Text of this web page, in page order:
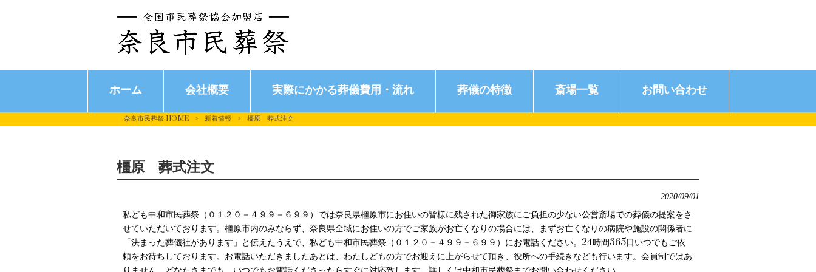
ホーム 会社概要 実際にかかる葬儀費用・流れ 葬儀の特徴 斎場一覧 お問い合わせ
奈良市民葬祭 HOME > 新着情報 > 橿原 葬式注文
橿原 葬式注文
2020/09/01
私ども中和市民葬祭（０１２０－４９９－６９９）では奈良県橿原市にお住いの皆様に残された御家族にご負担の少ない公営斎場での葬儀の提案をさ
せていただいております。橿原市内のみならず、奈良県全域にお住いの方でご家族がお亡くなりの場合には、まずお亡くなりの病院や施設の関係者に
「決まった葬儀社があります」と伝えたうえで、私ども中和市民葬祭（０１２０－４９９－６９９）にお電話ください。24時間365日いつでもご依
頼をお待ちしております。お電話いただきましたあとは、わたしどもの方でお迎えに上がらせて頂き、役所への手続きなども行います。会員制ではあ